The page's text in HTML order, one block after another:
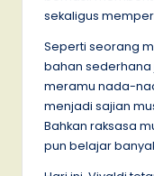
sekaligus
Seperti seorang
bahan sederhana
meramu nada-
menjadi sajian
Bahkan raksasa
pun belajar